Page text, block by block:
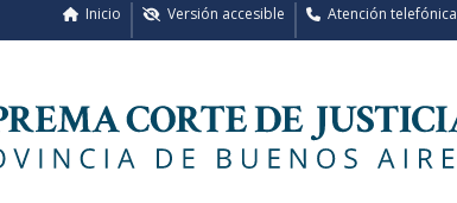
Atención telefónica
Versión accesible
Inicio